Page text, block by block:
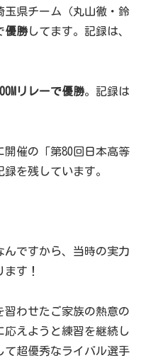
玉県チーム（丸山徹・鈴
優勝してます。記録は、
リレーで優勝。記録は
催の「第80回日本高等
を残しています。
んですから、当時の実力
す！
習わせたご家族の熱意の
えようと練習を継続し
て超優秀なライバル選手